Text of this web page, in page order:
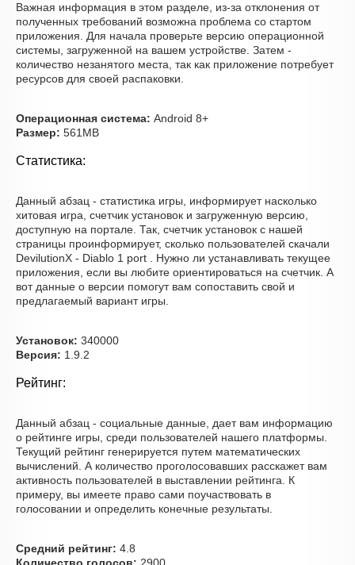
Важная информация в этом разделе, из-за отклонения от
полученных требований возможна проблема со стартом
приложения. Для начала проверьте версию операционной
системы, загруженной на вашем устройстве. Затем -
количество незанятого места, так как приложение потребует
ресурсов для своей распаковки.
Операционная система: Android 8+
Размер: 561MB
Статистика:
Данный абзац - статистика игры, информирует насколько
хитовая игра, счетчик установок и загруженную версию,
доступную на портале. Так, счетчик установок с нашей
страницы проинформирует, сколько пользователей скачали
DevilutionX - Diablo 1 port . Нужно ли устанавливать текущее
приложения, если вы любите ориентироваться на счетчик. А
вот данные о версии помогут вам сопоставить свой и
предлагаемый вариант игры.
Установок: 340000
Версия: 1.9.2
Рейтинг:
Данный абзац - социальные данные, дает вам информацию
о рейтинге игры, среди пользователей нашего платформы.
Текущий рейтинг генерируется путем математических
вычислений. А количество проголосовавших расскажет вам
активность пользователей в выставлении рейтинга. К
примеру, вы имеете право сами поучаствовать в
голосовании и определить конечные результаты.
Средний рейтинг: 4.8